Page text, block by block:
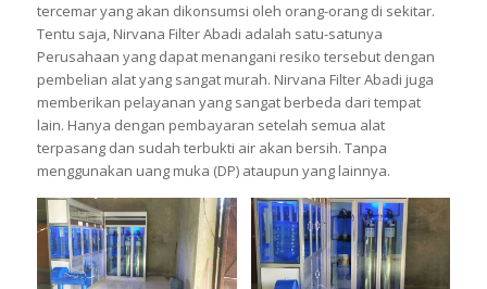
tercemar yang akan dikonsumsi oleh orang-orang di sekitar.
Tentu saja, Nirvana Filter Abadi adalah satu-satunya
Perusahaan yang dapat menangani resiko tersebut dengan
pembelian alat yang sangat murah. Nirvana Filter Abadi juga
memberikan pelayanan yang sangat berbeda dari tempat
lain. Hanya dengan pembayaran setelah semua alat
terpasang dan sudah terbukti air akan bersih. Tanpa
menggunakan uang muka (DP) ataupun yang lainnya.